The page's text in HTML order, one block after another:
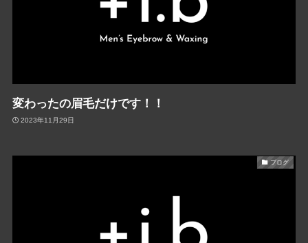
変わったの眉毛だけです！！
2023年11月29日
ブログ